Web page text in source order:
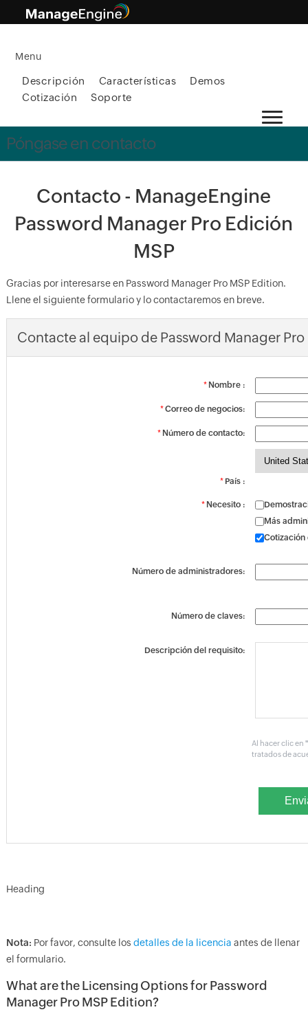
Menu
Descripción Características
Demos
Cotización
Soporte
Póngase en contacto
Contacto - ManageEngine
Password Manager Pro Edición
MSP
Gracias por interesarse en Password Manager Pro MSP Edition.
Llene el siguiente formulario y lo contactaremos en breve.
Contacte al equipo de Password Manager Pro
* Nombre :
*Correo de negocios:
* Número de contacto:
* País :
* Necesito :
Más
Número de administradores:
Número de claves:
Descripción del requisito:
Al hacer clic en
tratados de
Heading
Nota: Por favor, consulte los detalles de la licencia antes de llenar
el formulario.
What are the Licensing Options for Password
Manager Pro MSP Edition?